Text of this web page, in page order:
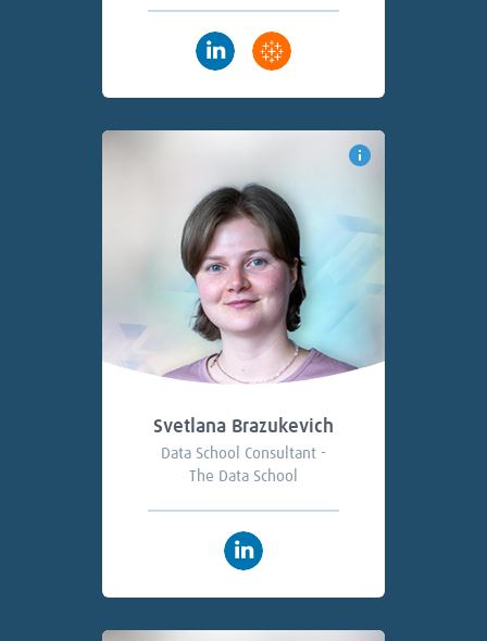
Svetlana Brazukevich
Data School Consultant -
The Data School